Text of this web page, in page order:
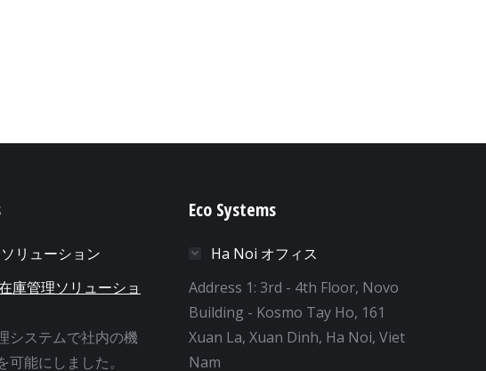
リューション
庫管理ソリューショ
システムで社内の機
能にしました。
Eco Systems
Ha Noi オフィス
Address 1: 3rd - 4th Floor, Novo
Building - Kosmo Tay Ho, 161
Xuan La, Xuan Dinh, Ha Noi, Viet
Nam